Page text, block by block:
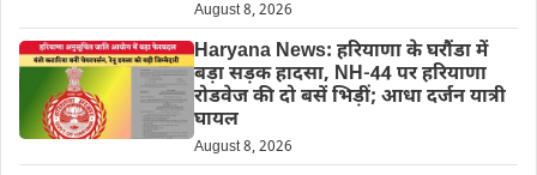
August 8, 2026
Haryana News: हरियाणा के घरौंडा में
बड़ा सड़क हादसा, NH-44 पर हरियाणा
रोडवेज की दो बसें भिड़ीं; आधा दर्जन यात्री
घायल
August 8, 2026